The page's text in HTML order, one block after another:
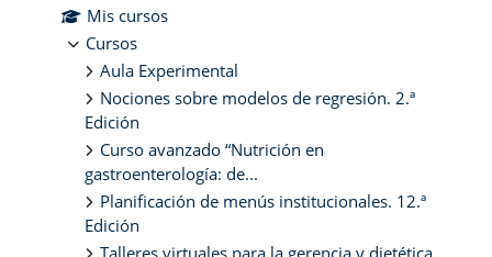
Mis cursos
Cursos
Aula Experimental
Nociones sobre modelos de regresión. 2.ª
Edición
Curso avanzado “Nutrición en
gastroenterología: de...
Planificación de menús institucionales. 12.ª
Edición
Talleres virtuales para la gerencia y dietética